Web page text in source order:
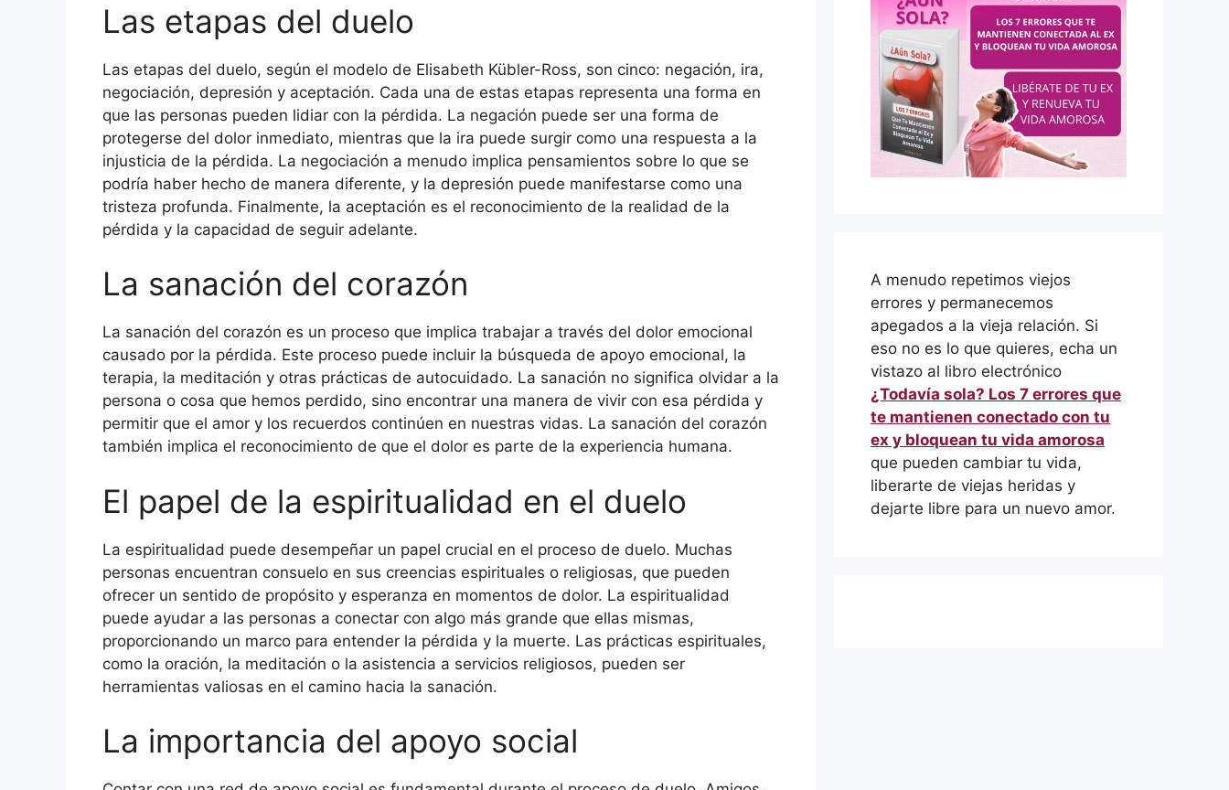
Las etapas del duelo
Las etapas del duelo, según el modelo de Elisabeth Kübler-Ross, son cinco: negación, ira,
negociación, depresión y aceptación. Cada una de estas etapas representa una forma en
que las personas pueden lidiar con la pérdida. La negación puede ser una forma de
protegerse del dolor inmediato, mientras que la ira puede surgir como una respuesta a la
injusticia de la pérdida. La negociación a menudo implica pensamientos sobre lo que se
podría haber hecho de manera diferente, y la depresión puede manifestarse como una
tristeza profunda. Finalmente, la aceptación es el reconocimiento de la realidad de la
pérdida y la capacidad de seguir adelante.
La sanación del corazón
La sanación del corazón es un proceso que implica trabajar a través del dolor emocional
causado por la pérdida. Este proceso puede incluir la búsqueda de apoyo emocional, la
terapia, la meditación y otras prácticas de autocuidado. La sanación no significa olvidar a la
persona o cosa que hemos perdido, sino encontrar una manera de vivir con esa pérdida y
permitir que el amor y los recuerdos continúen en nuestras vidas. La sanación del corazón
también implica el reconocimiento de que el dolor es parte de la experiencia humana.
El papel de la espiritualidad en el duelo
La espiritualidad puede desempeñar un papel crucial en el proceso de duelo. Muchas
personas encuentran consuelo en sus creencias espirituales o religiosas, que pueden
ofrecer un sentido de propósito y esperanza en momentos de dolor. La espiritualidad
puede ayudar a las personas a conectar con algo más grande que ellas mismas,
proporcionando un marco para entender la pérdida y la muerte. Las prácticas espirituales,
como la oración, la meditación o la asistencia a servicios religiosos, pueden ser
herramientas valiosas en el camino hacia la sanación.
La importancia del apoyo social
A menudo repetimos viejos
errores y permanecemos
apegados a la vieja relación. Si
eso no es lo que quieres, echa un
vistazo al libro electrónico
¿Todavía sola? Los 7 errores que
te mantienen conectado con tu
ex y bloquean tu vida amorosa
que pueden cambiar tu vida,
liberarte de viejas heridas y
dejarte libre para un nuevo amor.